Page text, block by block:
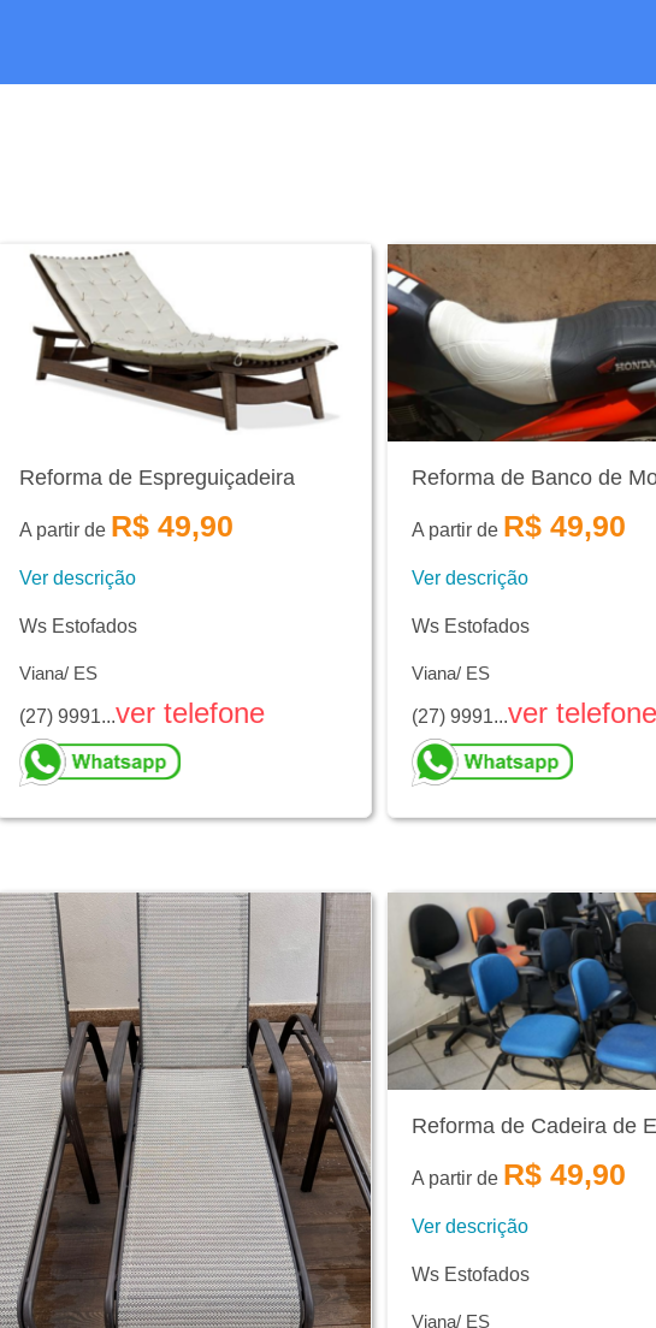
Reforma de Espreguiçadeira
A partir de R$ 49,90
Ver descrição
Ws Estofados
Viana/ ES
(27) 9991...ver telefone
Reforma de Banco de
A partir de R$ 49,90
Ver descrição
Ws Estofados
Viana/ ES
(27) 9991...ver telefone
Reforma de Cadeira de
A partir de R$ 49,90
Ver descrição
Ws Estofados
Viana/ ES